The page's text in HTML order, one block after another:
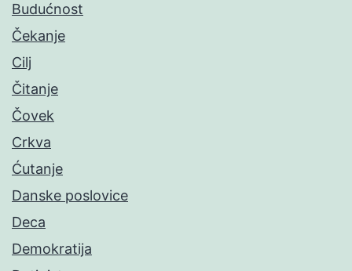
Budućnost
Čekanje
Cilj
Čitanje
Čovek
Crkva
Ćutanje
Danske poslovice
Deca
Demokratija